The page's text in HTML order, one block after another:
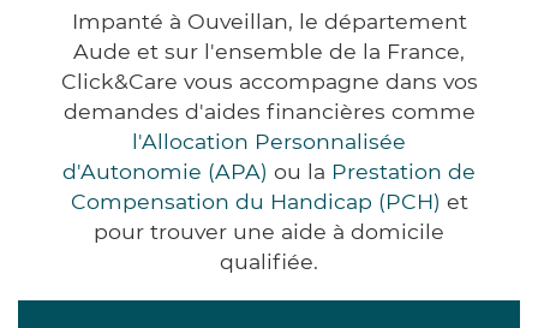
Impanté à Ouveillan, le département
Aude et sur l'ensemble de la France,
Click&Care vous accompagne dans vos
demandes d'aides financières comme
l'Allocation Personnalisée
d'Autonomie (APA) ou la Prestation de
Compensation du Handicap (PCH) et
pour trouver une aide à domicile
qualifiée.